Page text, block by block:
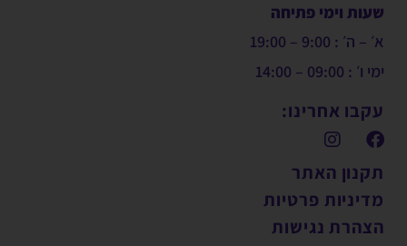
שעות וימי פתיחה
א׳ – ה׳ : 9:00 – 19:00
ימי ו׳ : 09:00 – 14:00
עקבו אחרינו:
תקנון האתר
מדיניות פרטיות
הצהרת נגישות